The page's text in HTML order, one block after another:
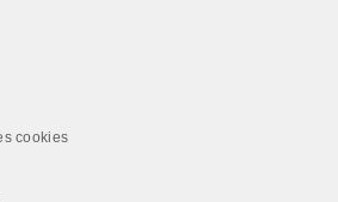
cookies